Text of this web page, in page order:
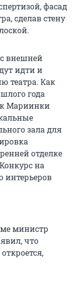
фасад
сделав стену
внешней
идти и
театра. Как
года
Мариинки
зала для
отделке
на
интерьеров
министр
что